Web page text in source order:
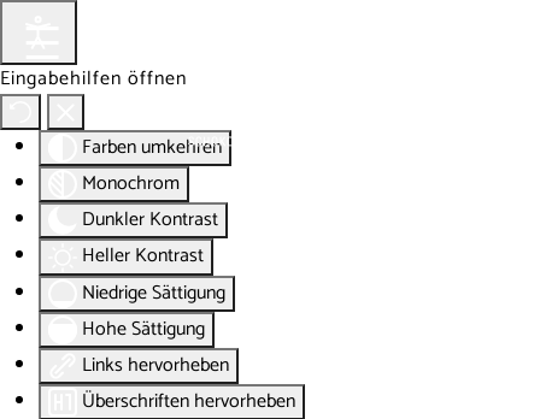
Eingabehilfen öffnen
Farben umkehren
Monochrom
Dunkler Kontrast
Heller Kontrast
Niedrige Sättigung
Hohe Sättigung
Links hervorheben
Überschriften hervorheben